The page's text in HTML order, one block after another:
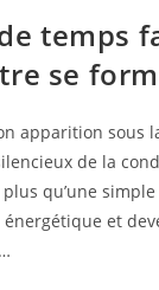
temps
se
apparition sous
de la
qu’une
énergétique et